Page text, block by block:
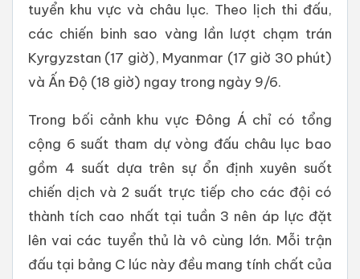
tuyển khu vực và châu lục. Theo lịch thi đấu,
các chiến binh sao vàng lần lượt chạm trán
Kyrgyzstan (17 giờ), Myanmar (17 giờ 30 phút)
và Ấn Độ (18 giờ) ngay trong ngày 9/6.
Trong bối cảnh khu vực Đông Á chỉ có tổng
cộng 6 suất tham dự vòng đấu châu lục bao
gồm 4 suất dựa trên sự ổn định xuyên suốt
chiến dịch và 2 suất trực tiếp cho các đội có
thành tích cao nhất tại tuần 3 nên áp lực đặt
lên vai các tuyển thủ là vô cùng lớn. Mỗi trận
đấu tại bảng C lúc này đều mang tính chất của